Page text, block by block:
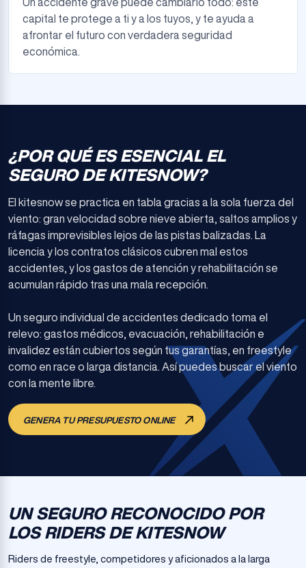
capital te protege a ti y a los tuyos, y te ayuda a
afrontar el futuro con verdadera seguridad
económica.
¿POR QUÉ ES ESENCIAL EL
SEGURO DE KITESNOW?
El kitesnow se practica en tabla gracias a la sola fuerza del
viento: gran velocidad sobre nieve abierta, saltos amplios y
ráfagas imprevisibles lejos de las pistas balizadas. La
licencia y los contratos clásicos cubren mal estos
accidentes, y los gastos de atención y rehabilitación se
acumulan rápido tras una mala recepción.
Un seguro individual de accidentes dedicado toma el
relevo: gastos médicos, evacuación, rehabilitación e
invalidez están cubiertos según tus garantías, en freestyle
como en race o larga distancia. Así puedes buscar el viento
con la mente libre.
GENERA TU PRESUPUESTO ONLINE
UN SEGURO RECONOCIDO POR
LOS RIDERS DE KITESNOW
Riders de freestyle, competidores y aficionados a la larga